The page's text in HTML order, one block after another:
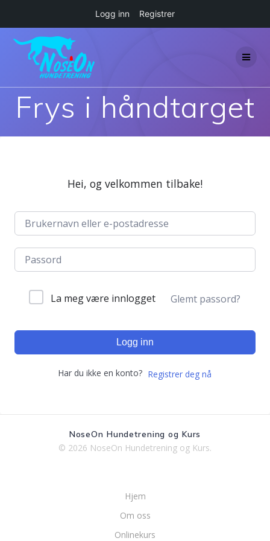
Logg inn Registrer
Frys i håndtarget
Hei, og velkommen tilbake!
La meg være innlogget Glemt passord?
Logg inn
Har du ikke en konto? Registrer deg nå
NoseOn Hundetrening og Kurs
© 2026 NoseOn Hundetrening og Kurs.
Hjem
Om oss
Onlinekurs